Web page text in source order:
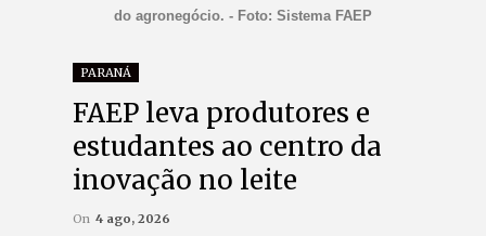
do agronegócio. - Foto: Sistema FAEP
PARANÁ
FAEP leva produtores e
estudantes ao centro da
inovação no leite
On 4 ago, 2026